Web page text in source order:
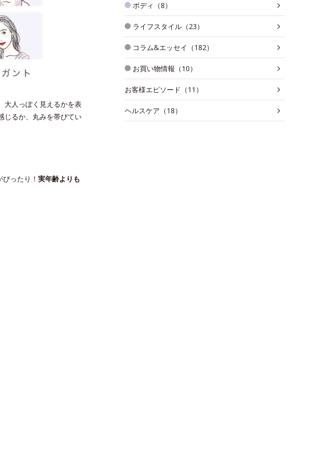
大人っぽく見えるかを表
じるか、丸みを帯びてい
ったり！ 実年齢よりも
ボディ（8）
ライフスタイル（23）
コラム&エッセイ（182）
お買い物情報（10）
お客様エピソード（11）
ヘルスケア（18）